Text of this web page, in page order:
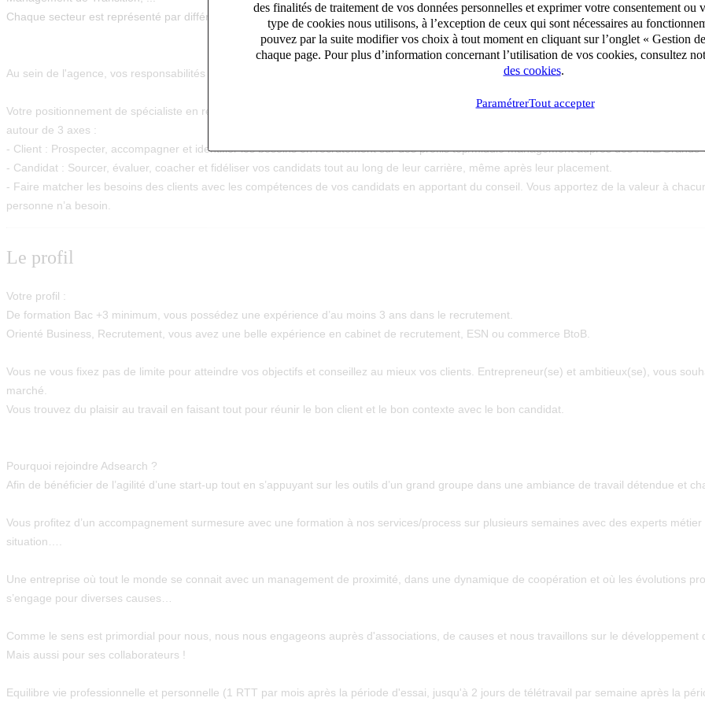
des finalités de traitement de vos données personnelles et exprimer votre consentement ou
type de cookies nous utilisons, à l’exception de ceux qui sont nécessaires au
pouvez par la suite modifier vos choix à tout moment en cliquant sur l’onglet « Gestion
chaque page. Pour plus d’information concernant l’utilisation de vos cookies, consultez
des cookies.
ParamétrerTout accepter
Chaque secteur est représenté par différent(es) Consultant(es).
Au sein de l'agence, vos responsabilités seront les suivantes :
Votre positionnement de spécialiste en recrutement dans votre secteur de prédilection vous permet de gérer votre portefeuille de clients et
autour de 3 axes :
- Client : Prospecter, accompagner et identifier les besoins en recrutement sur des profils top/middle management auprès des PME/Grands
- Candidat : Sourcer, évaluer, coacher et fidéliser vos candidats tout au long de leur carrière, même après leur placement.
- Faire matcher les besoins des clients avec les compétences de vos candidats en apportant du conseil. Vous apportez de la valeur à
personne n’a besoin.
Le profil
Votre profil :
De formation Bac +3 minimum, vous possédez une expérience d’au moins 3 ans dans le recrutement.
Orienté Business, Recrutement, vous avez une belle expérience en cabinet de recrutement, ESN ou commerce BtoB.
Vous ne vous fixez pas de limite pour atteindre vos objectifs et conseillez au mieux vos clients. Entrepreneur(se) et ambitieux(se), vous
marché.
Vous trouvez du plaisir au travail en faisant tout pour réunir le bon client et le bon contexte avec le bon candidat.
Pourquoi rejoindre Adsearch ?
Afin de bénéficier de l’agilité d’une start-up tout en s’appuyant sur les outils d’un grand groupe dans une ambiance de travail détendue et
Vous profitez d’un accompagnement surmesure avec une formation à nos services/process sur plusieurs semaines avec des experts
situation….
Une entreprise où tout le monde se connait avec un management de proximité , dans une dynamique de coopération et où les évolutions
s’engage pour diverses causes…
Comme le sens est primordial pour nous, nous nous engageons auprès d'associations, de causes et nous travaillons sur le
Mais aussi pour ses collaborateurs !
Equilibre vie professionnelle et personnelle (1 RTT par mois après la période d'essai, jusqu'à 2 jours de télétravail par semaine après la